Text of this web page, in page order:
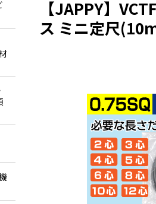
【JAPPY】
ス ミニ定尺